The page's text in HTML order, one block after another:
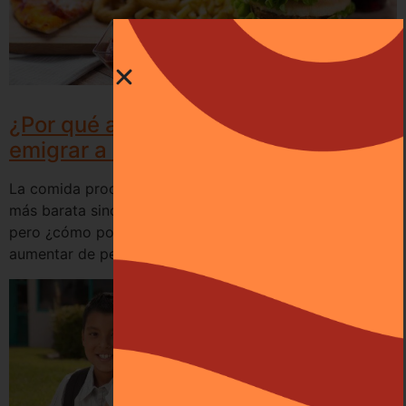
¿Por qué aumentamos de peso al
emigrar a Estados Unidos?
La comida procesada y congelada no sólo es mucho
más barata sino que además permite ahorrar tiempo,
pero ¿cómo podemos adaptar nuestra dieta sin
aumentar de peso?